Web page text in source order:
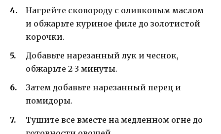
Нагрейте сковороду с оливковым маслом
и обжарьте куриное филе до золотистой
корочки.
Добавьте нарезанный лук и чеснок,
обжарьте 2-3 минуты.
Затем добавьте нарезанный перец и
помидоры.
Тушите все вместе на медленном огне до